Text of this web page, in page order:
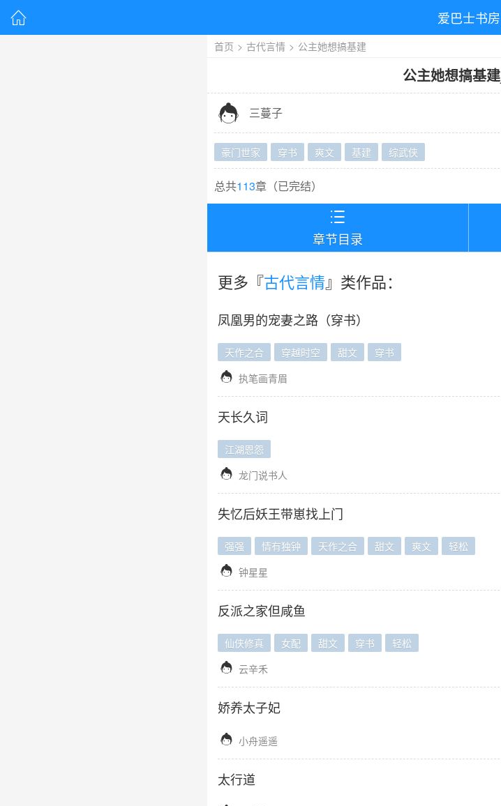
 爱巴士书房
首页 > 古代言情 > 公主她想搞基建
公主她想搞基建_
 三蔓子
豪门世家 穿书 爽文 基建 综武侠
总共113章（已完结）

章节目录
更多『古代言情』类作品：
凤凰男的宠妻之路（穿书）
天作之合 穿越时空 甜文 穿书
 执笔画青眉
天长久词
江湖恩怨
 龙门说书人
失忆后妖王带崽找上门
强强 情有独钟 天作之合 甜文 爽文 轻松
 钟星星
反派之家但咸鱼
仙侠修真 女配 甜文 穿书 轻松
 云辛禾
娇养太子妃
 小舟遥遥
太行道